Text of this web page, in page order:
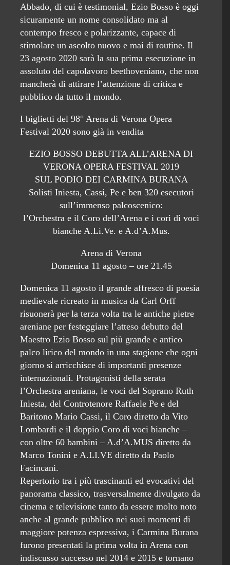
Abbado, di cui è testimonial, Ezio Bosso è oggi
sicuramente un nome consolidato ma al
contempo fresco e polarizzante, capace di
stimolare un ascolto nuovo e mai di routine. Il
23 agosto 2020 sarà la sua prima esecuzione in
assoluto del capolavoro beethoveniano, che non
mancherà di attirare l’attenzione di critica e
pubblico da tutto il mondo.
I biglietti del 98° Arena di Verona Opera
Festival 2020 sono già in vendita
EZIO BOSSO DEBUTTA ALL’ARENA DI
VERONA OPERA FESTIVAL 2019
SUL PODIO DEI CARMINA BURANA
Solisti Iniesta, Cassi, Pe e ben 320 esecutori
sull’immenso palcoscenico:
l’Orchestra e il Coro dell’Arena e i cori di voci
bianche A.Li.Ve. e A.d’A.Mus.
Arena di Verona
Domenica 11 agosto – ore 21.45
Domenica 11 agosto il grande affresco di poesia
medievale ricreato in musica da Carl Orff
risuonerà per la terza volta tra le antiche pietre
areniane per festeggiare l’atteso debutto del
Maestro Ezio Bosso sul più grande e antico
palco lirico del mondo in una stagione che ogni
giorno si arricchisce di importanti presenze
internazionali. Protagonisti della serata
l’Orchestra areniana, le voci del Soprano Ruth
Iniesta, del Controtenore Raffaele Pe e del
Baritono Mario Cassi, il Coro diretto da Vito
Lombardi e il doppio Coro di voci bianche –
con oltre 60 bambini – A.d’A.MUS diretto da
Marco Tonini e A.LI.VE diretto da Paolo
Facincani.
Repertorio tra i più trascinanti ed evocativi del
panorama classico, trasversalmente divulgato da
cinema e televisione tanto da essere molto noto
anche al grande pubblico nei suoi momenti di
maggiore potenza espressiva, i Carmina Burana
furono presentati la prima volta in Arena con
indiscusso successo nel 2014 e 2015 e tornano